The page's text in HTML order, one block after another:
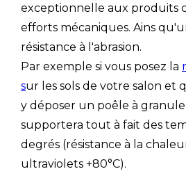
exceptionnelle aux produits
efforts mécaniques. Ains
résistance à l'abrasion.
Par exemple si vous posez la
sur les sols de votre salon et
y déposer un poêle à
supportera tout à fait des
degrés (résistance à la
ultraviolets +80°C).